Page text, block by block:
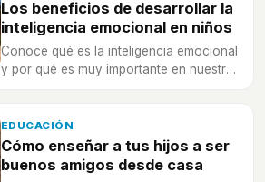
Los beneficios de desarrollar la
inteligencia emocional en niños
Conoce qué es la inteligencia emocional
y por qué es muy importante en nuestra
EDUCACIÓN
Cómo enseñar a tus hijos a ser
buenos amigos desde casa